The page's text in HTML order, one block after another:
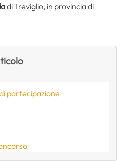
di Treviglio, in provincia di
partecipazione